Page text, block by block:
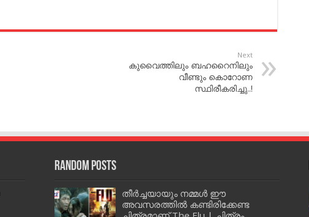
Next
കുവൈത്തിലും ബഹറൈനിലും
വീണ്ടും കൊറോണ
സ്ഥിരീകരിച്ചു..!
Random Posts
തീര്‍ച്ചയായും നമ്മള്‍ ഈ
അവസരത്തില്‍ കണ്ടിരിക്കേണ്ട